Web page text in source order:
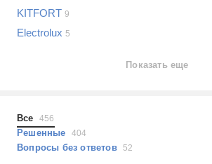
Планшеты
Наушники
Выберите...
не включается
KITFORT 9
Electrolux 5
Показать еще
Все 456
Решенные 404
Вопросы без ответов52